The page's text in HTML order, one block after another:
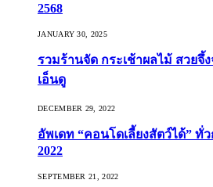
2568
JANUARY 30, 2025
รวมร้านจัด กระเช้าผลไม้ สวยจึ้
เอ็นดู
DECEMBER 29, 2022
อัพเดท “คอนโดเลี้ยงสัตว์ได้” ทั่
2022
SEPTEMBER 21, 2022